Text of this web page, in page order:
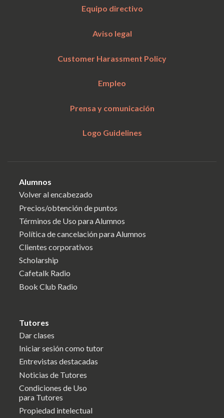
Equipo directivo
Aviso legal
Customer Harassment Policy
Empleo
Prensa y comunicación
Logo Guidelines
Alumnos
Volver al encabezado
Precios/obtención de puntos
Términos de Uso para Alumnos
Política de cancelación para Alumnos
Clientes corporativos
Scholarship
Cafetalk Radio
Book Club Radio
Tutores
Dar clases
Iniciar sesión como tutor
Entrevistas destacadas
Noticias de Tutores
Condiciones de Uso
para Tutores
Propiedad intelectual